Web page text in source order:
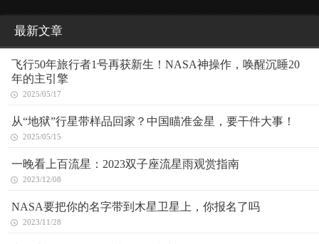
最新文章
飞行50年旅行者1号再获新生！NASA神操作，唤醒沉睡20
年的主引擎
2025/05/17
从“地狱”行星带样品回家？中国瞄准金星，要干件大事！
2025/05/15
一晚看上百流星：2023双子座流星雨观赏指南
2023/12/08
NASA要把你的名字带到木星卫星上，你报名了吗
2023/11/28